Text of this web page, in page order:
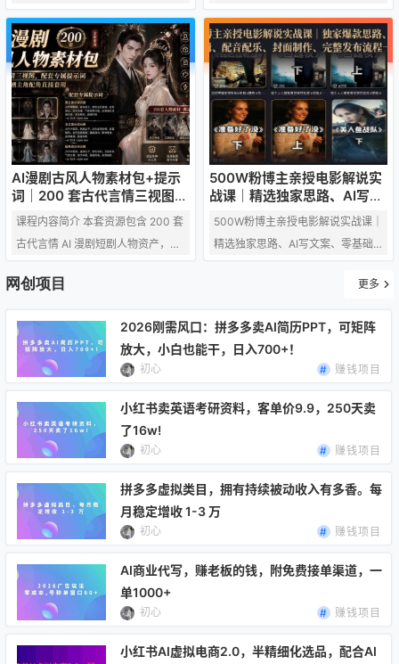
成片效果预览 教程介绍与14天优惠
AI追光短剧工坊 选择题材与生成剧
本 生成人物、场景及分镜提示词 生
成角色与场景素材 Higgsfield生成
视频 剪辑与穿帮修复 智能体优化视
频提示词 生成并添加背景音乐 导出
高清成片 下载剪辑工程素材 完整成
片展示 如何从零开始制…
件是什么软件？ A：PS或者AI，2选
1 Q：为什么只卖99，有没有套路？
A：这个课只教软件，不教设计，软
件课只值99 Q：有基础的能不能报
名？ A：这个课只适合刚踏入设计
行业，没有基础不会软件操作技能
的人群。有基础的别来 Q：学完我
能达到什么水平？ A：熟练掌握软
件基础，当然，事在人为…
AI漫剧古风人物素材包+提示
词｜200 套古代言情三视图，
配套专属提示词短剧主角配角
直接套用
课程内容简介 本套资源包含 200 套
古代言情 AI 漫剧短剧人物资产，配
词，覆盖短剧所需各类主角、女
集、调试提示词的繁琐步骤，可直
接导入 AI 工具快速生成统一画风古
装人物，高效推进古风漫剧、短剧
画面制作。
500W粉博主亲授电影解说实
战课｜精选独家思路、AI写文
案、零基础剪辑、配音配乐、
封面制作、完整发布流程一站
式教学
500W粉博主亲授电影解说实战课｜
精选独家思路、AI写文案、零基础
发布流程一站式教学 课程介绍 很多
直卡在各种难题：不会写爆款解说
文案、找片源资源困难、不会剪
辑、画面质感差、配音生硬、封面
难看、发布没流量；只会简单搬
的视频同质化严重，很难起号；不
极低，长期做不出爆款作品。 本
课…
网创项目 更多
2026刚需风口：拼多多卖AI简历PPT，可矩阵
放大，小白也能干，日入700+！
初心 赚钱项目
小红书卖英语考研资料，客单价9.9，250天卖
了16w!
初心 赚钱项目
拼多多虚拟类目，拥有持续被动收入有多香。每
月稳定增收 1-3 万
初心 赚钱项目
AI商业代写，赚老板的钱，附免费接单渠道，一
单1000+
初心 赚钱项目
小红书AI虚拟电商2.0，半精细化选品，配合AI